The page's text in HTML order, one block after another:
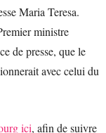
Maria Teresa.
ministre
de presse, que le
avec celui du
ici, afin de suivre